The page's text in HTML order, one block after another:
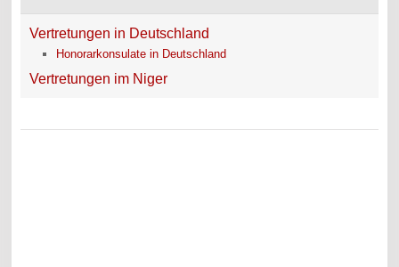
Vertretungen in Deutschland
Honorarkonsulate in Deutschland
Vertretungen im Niger